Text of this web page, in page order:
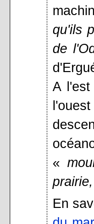
qu'ils
de
A
«
En